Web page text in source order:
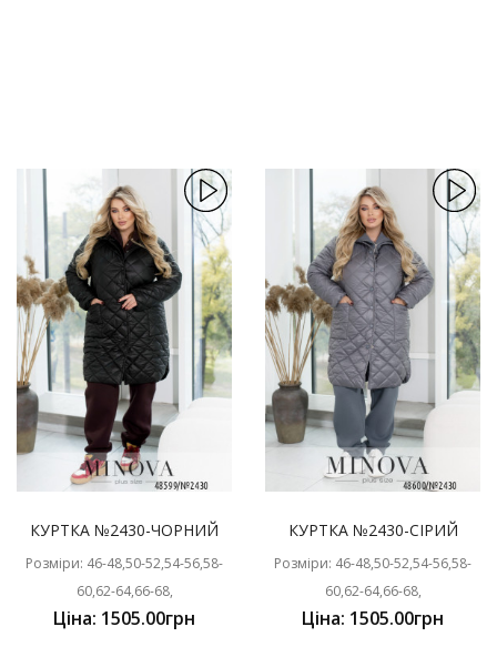
КУРТКА №2430-ЧОРНИЙ
Розміри: 46-48,50-52,54-56,58-
60,62-64,66-68,
Ціна: 1505.00грн
КУРТКА №2430-СІРИЙ
Розміри: 46-48,50-52,54-56,58-
60,62-64,66-68,
Ціна: 1505.00грн